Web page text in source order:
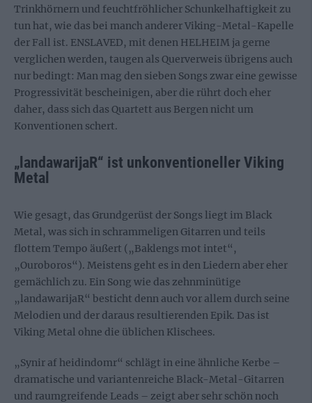
Trinkhörnern und feuchtfröhlicher Schunkelhaftigkeit zu
tun hat, wie das bei manch anderer Viking-Metal-Kapelle
der Fall ist. ENSLAVED, mit denen HELHEIM ja gerne
verglichen werden, taugen als Querverweis übrigens auch
nur bedingt: Man mag den sieben Songs zwar eine gewisse
Progressivität bescheinigen, aber die rührt doch eher
daher, dass sich das Quartett aus Bergen nicht um
Konventionen schert.
„landawarijaR“ ist unkonventioneller Viking
Metal
Wie gesagt, das Grundgerüst der Songs liegt im Black
Metal, was sich in schrammeligen Gitarren und teils
flottem Tempo äußert („Baklengs mot intet“,
„Ouroboros“). Meistens geht es in den Liedern aber eher
gemächlich zu. Ein Song wie das zehnminütige
„landawarijaR“ besticht denn auch vor allem durch seine
Melodien und der daraus resultierenden Epik. Das ist
Viking Metal ohne die üblichen Klischees.
„Synir af heidindomr“ schlägt in eine ähnliche Kerbe –
dramatische und variantenreiche Black-Metal-Gitarren
und raumgreifende Leads – zeigt aber sehr schön noch